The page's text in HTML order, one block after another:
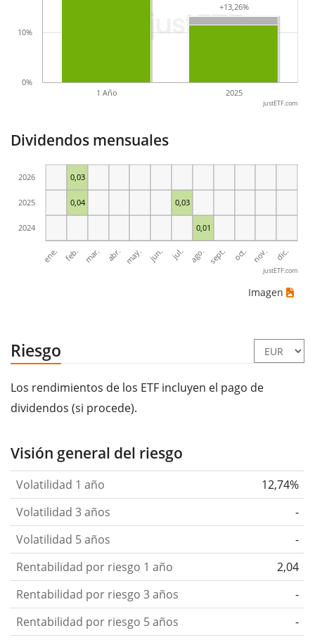
+13,26%
+13,26%
1 Año 2025
0%
10%
justETF.com
Dividendos mensuales
0,01
0,04 0,03
0,03
ene. feb. mar. abr. may. jun. jul. ago. sept. oct. nov. dic.
2024
2025
2026
justETF.com
Imagen
Riesgo
Los rendimientos de los ETF incluyen el pago de
dividendos (si procede).
Visión general del riesgo
Volatilidad 1 año
12,74%
Volatilidad 3 años
-
Volatilidad 5 años
-
Rentabilidad por riesgo 1 año
2,04
Rentabilidad por riesgo 3 años
-
Rentabilidad por riesgo 5 años
-